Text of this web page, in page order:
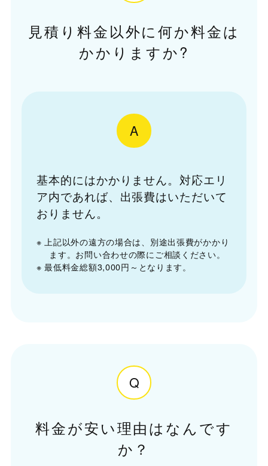
見積り料金以外に何か料金は
かかりますか?
A
基本的にはかかりません。対応エリ
ア内であれば、出張費はいただいて
おりません。
※ 上記以外の遠方の場合は、別途出張費がかかり
ます。お問い合わせの際にご相談ください。
※ 最低料金総額3,000円～となります。
Q
料金が安い理由はなんです
か？